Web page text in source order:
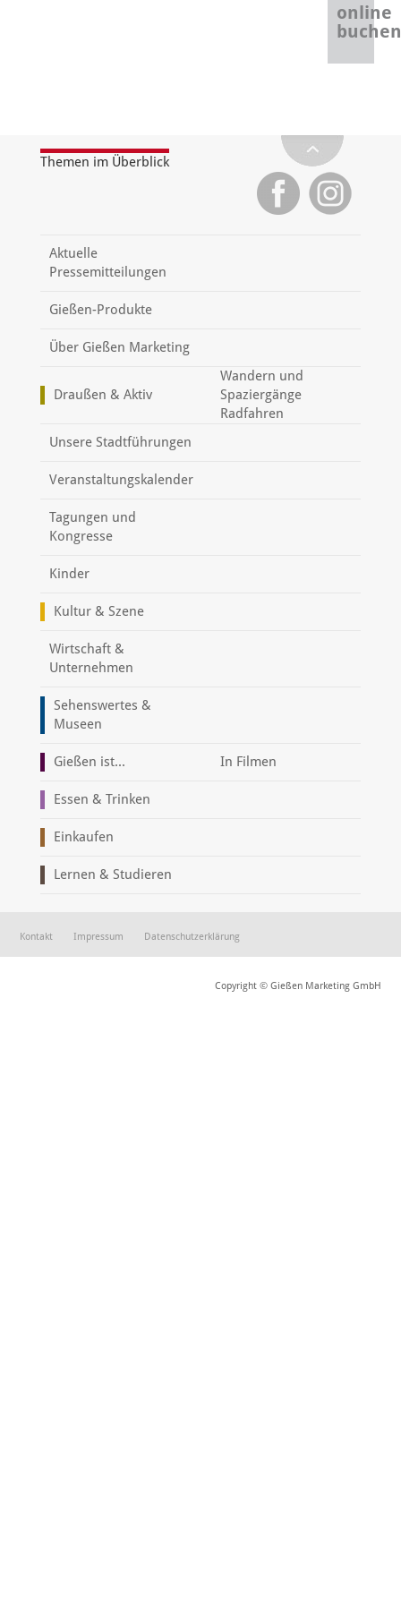
online
buchen
Themen im Überblick
Aktuelle
Pressemitteilungen
Gießen-Produkte
Über Gießen Marketing
Draußen & Aktiv
Wandern und
Spaziergänge
Radfahren
Unsere Stadtführungen
Veranstaltungskalender
Tagungen und
Kongresse
Kinder
Kultur & Szene
Wirtschaft &
Unternehmen
Sehenswertes &
Museen
Gießen ist... In Filmen
Essen & Trinken
Einkaufen
Lernen & Studieren
Kontakt Impressum Datenschutzerklärung
Copyright © Gießen Marketing GmbH